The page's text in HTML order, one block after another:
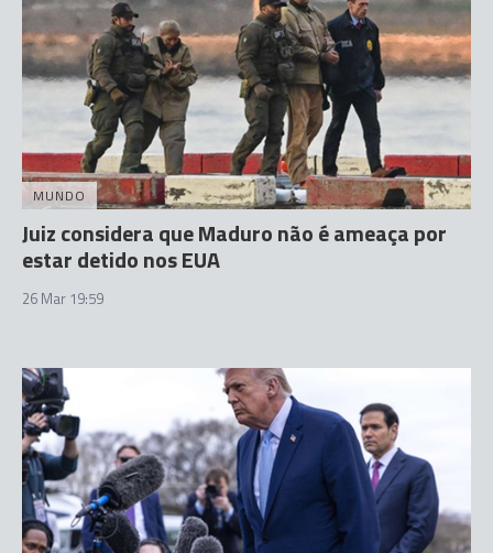
MUNDO
Juiz considera que Maduro não é ameaça por
estar detido nos EUA
26 Mar 19:59